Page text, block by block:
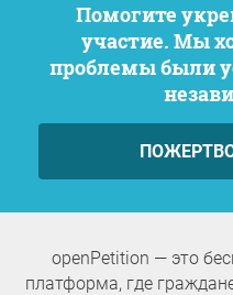
Помогите укрепить гражданское
участие. Мы
проблемы были
openPetition — это
платформа, где